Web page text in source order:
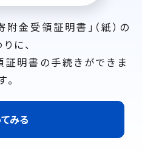
附金受領証明書」（紙）の
に、
明書の手続きができま
。
みる